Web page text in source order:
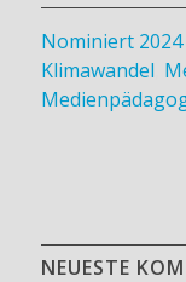
Nominiert 2024
Klimawandel
NEUESTE